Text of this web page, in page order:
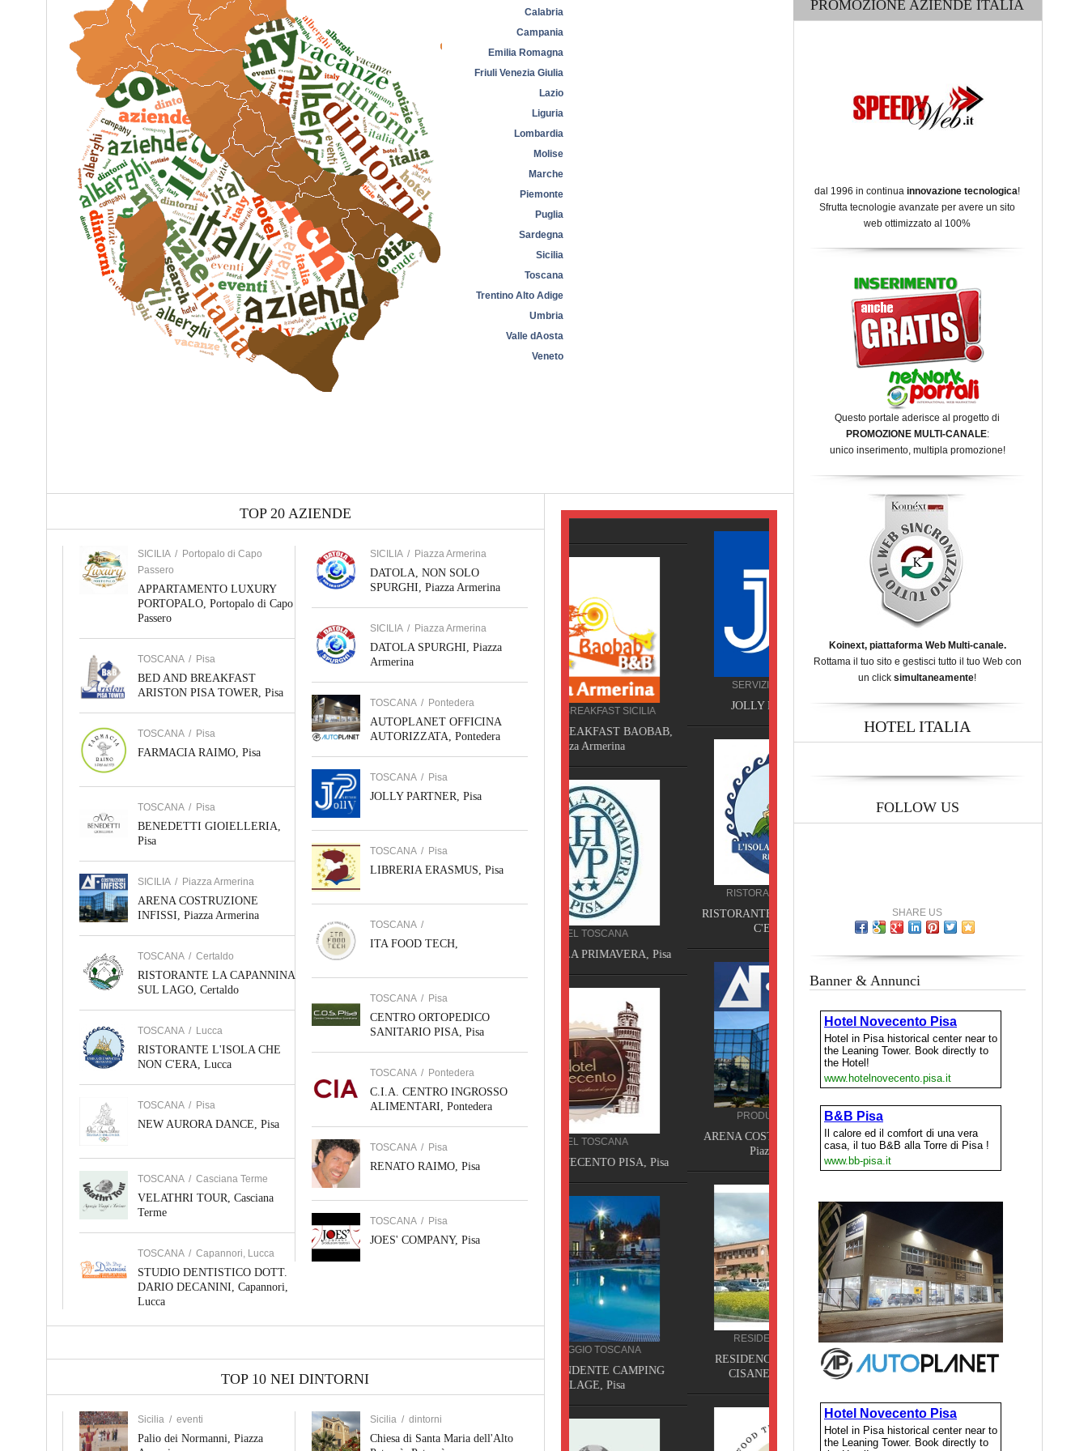
TOP 20 AZIENDE
SICILIA / Portopalo di Capo
Passero
APPARTAMENTO LUXURY
PORTOPALO, Portopalo di Capo
Passero
TOSCANA / Pisa
BED AND BREAKFAST
ARISTON PISA TOWER, Pisa
TOSCANA / Pisa
FARMACIA RAIMO, Pisa
TOSCANA / Pisa
BENEDETTI GIOIELLERIA,
Pisa
SICILIA / Piazza Armerina
ARENA COSTRUZIONE
INFISSI, Piazza Armerina
TOSCANA / Certaldo
RISTORANTE LA CAPANNINA
SUL LAGO, Certaldo
TOSCANA / Lucca
RISTORANTE L'ISOLA CHE
NON C'ERA, Lucca
TOSCANA / Pisa
NEW AURORA DANCE, Pisa
TOSCANA / Casciana Terme
VELATHRI TOUR, Casciana
Terme
TOSCANA / Capannori, Lucca
STUDIO DENTISTICO DOTT.
DARIO DECANINI, Capannori,
Lucca
SICILIA / Piazza Armerina
DATOLA, NON SOLO
SPURGHI, Piazza Armerina
SICILIA / Piazza Armerina
DATOLA SPURGHI, Piazza
Armerina
TOSCANA / Pontedera
AUTOPLANET OFFICINA
AUTORIZZATA, Pontedera
TOSCANA / Pisa
JOLLY PARTNER, Pisa
TOSCANA / Pisa
LIBRERIA ERASMUS, Pisa
TOSCANA /
ITA FOOD TECH,
TOSCANA / Pisa
CENTRO ORTOPEDICO
SANITARIO PISA, Pisa
TOSCANA / Pontedera
C.I.A. CENTRO INGROSSO
ALIMENTARI, Pontedera
TOSCANA / Pisa
RENATO RAIMO, Pisa
TOSCANA / Pisa
JOES' COMPANY, Pisa
TOP 10 NEI DINTORNI
Sicilia / eventi
Palio dei Normanni, Piazza
Sicilia / dintorni
Chiesa di Santa Maria dell'Alto
BED AND BREAKFAST BAOBAB,
HOTEL TOSCANA
HOTEL NOVECENTO PISA, Pisa
SERVIZI WEB TOSCANA
JOLLY PARTNER, Pisa
RISTORAZIONE TOSCANA
RISTORANTE L'ISOLA CHE NON
C'ERA, Lucca
PRODUZIONE SICILIA
ARENA COSTRUZIONE INFISSI,
RESIDENCE TOSCANA
RESIDENCE ISOLA VERDE,
CISANELLO PISA, Pisa
PROMOZIONE AZIENDE ITALIA
dal 1996 in continua innovazione tecnologica!
Sfrutta tecnologie avanzate per avere un sito
web ottimizzato al 100%
Questo portale aderisce al progetto di
PROMOZIONE MULTI-CANALE:
unico inserimento, multipla promozione!
Koinext, piattaforma Web Multi-canale.
Rottama il tuo sito e gestisci tutto il tuo Web con
un click simultaneamente!
HOTEL ITALIA
FOLLOW US
SHARE US
Banner & Annunci